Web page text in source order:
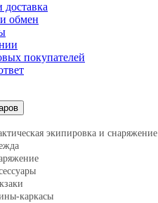
доставка
обмен
покупателей
экипировка и снаряжение
каркасы